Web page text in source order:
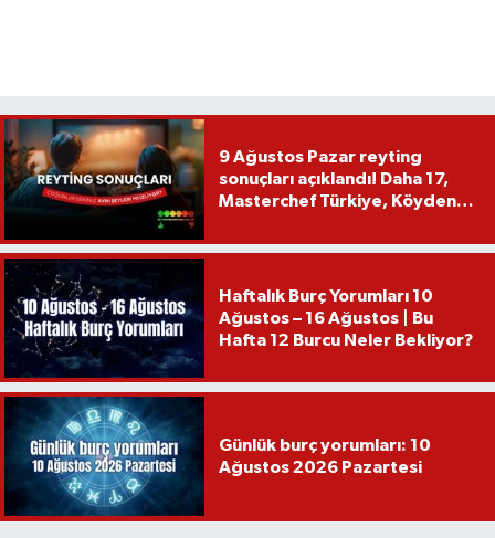
9 Ağustos Pazar reyting
sonuçları açıklandı! Daha 17,
Masterchef Türkiye, Köyden
Haftalık Burç Yorumları 10
Ağustos – 16 Ağustos | Bu
Hafta 12 Burcu Neler Bekliyor?
Günlük burç yorumları: 10
Ağustos 2026 Pazartesi